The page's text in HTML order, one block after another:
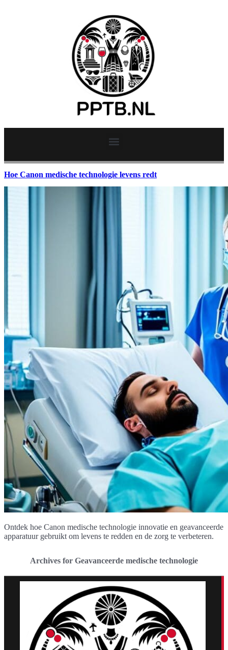
Hoe Canon medische technologie levens redt
Ontdek hoe Canon medische technologie innovatie en geavanceerde
apparatuur gebruikt om levens te redden en de zorg te verbeteren.
Archives for Geavanceerde medische technologie